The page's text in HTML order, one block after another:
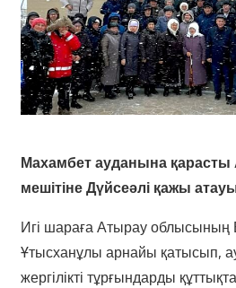
Махамбет ауданына
мешітіне Дүйсеәлі қажы
Игі шараға Атырау
Ұтысханұлы арнайы қатысып,
жергілікті тұрғындарды